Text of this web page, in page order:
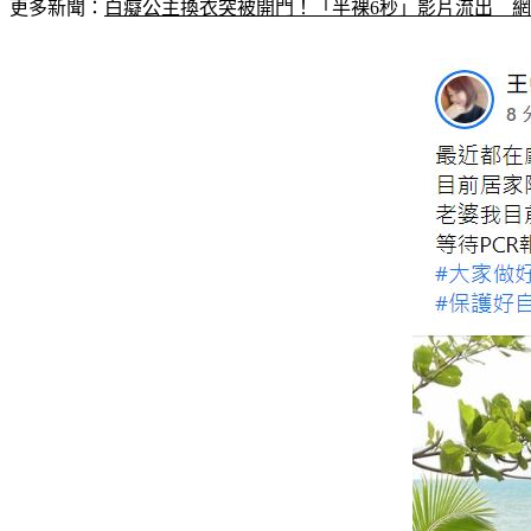
更多新聞： 白癡公主換衣突被開門！「半裸6秒」影片流出　